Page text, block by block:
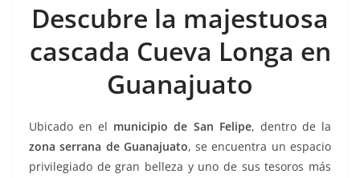
c
e
b
o
k
itt
er
ai
l
at
s
A
p
p
ss
e
n
g
er
e
gr
a
m
m
p
ar
tir
Descubre la majestuosa
cascada Cueva Longa en
Guanajuato
Ubicado en el municipio de San Felipe, dentro de la
zona serrana de Guanajuato, se encuentra un espacio
privilegiado de gran belleza y uno de sus tesoros más